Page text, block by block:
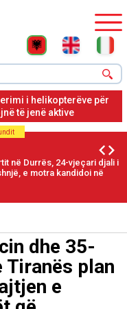
i helikopterëve për
të jenë aktive
në Durrës, 24-vjeçari djali i
e motra kandidoi në
dhe 35-
Tiranës plan
e